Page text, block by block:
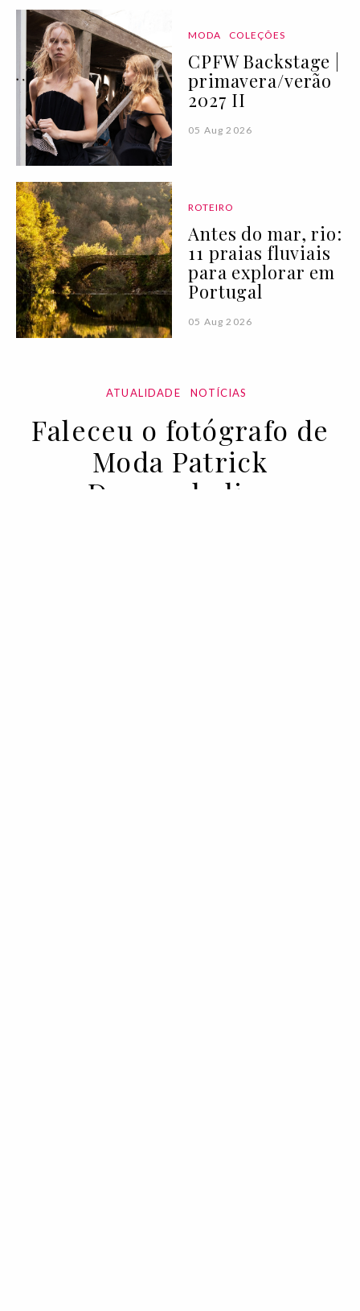
MODA COLEÇÕES
CPFW Backstage |
primavera/verão
2027 II
05 Aug 2026
ROTEIRO
Antes do mar, rio:
11 praias fluviais
para explorar em
Portugal
05 Aug 2026
ATUALIDADE NOTÍCIAS
Faleceu o fotógrafo de
Moda Patrick
Demarchelier